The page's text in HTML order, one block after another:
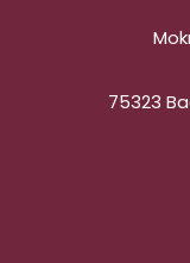
75323